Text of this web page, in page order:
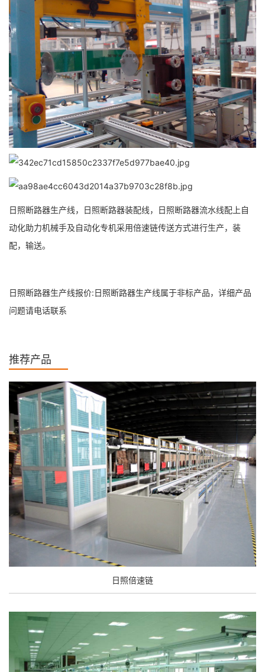
日照断路器生产线，日照断路器装配线，日照断路器流水线配上自
动化助力机械手及自动化专机采用倍速链传送方式进行生产，装
配，输送。
日照断路器生产线报价:日照断路器生产线属于非标产品，详细产品
问题请电话联系
推荐产品
日照倍速链